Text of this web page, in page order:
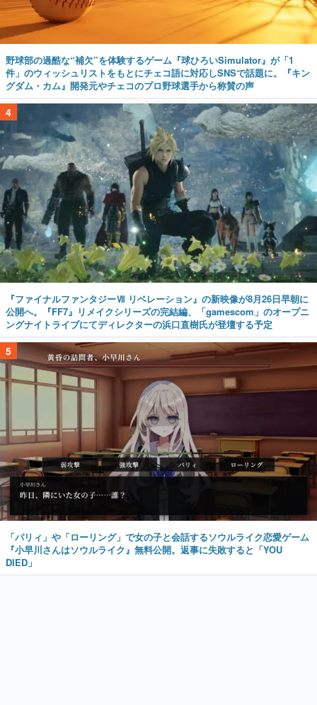
野球部の過酷な“補欠”を体験するゲーム『球ひろいSimulator』が「1
件」のウィッシュリストをもとにチェコ語に対応しSNSで話題に。『キン
グダム・カム』開発元やチェコのプロ野球選手から称賛の声
4
『ファイナルファンタジーⅦ リベレーション』の新映像が8月26日早朝に
公開へ。『FF7』リメイクシリーズの完結編、「gamescom」のオープニ
ングナイトライブにてディレクターの浜口直樹氏が登壇する予定
5
「パリィ」や「ローリング」で女の子と会話するソウルライク恋愛ゲーム
『小早川さんはソウルライク』無料公開。返事に失敗すると「YOU
DIED」